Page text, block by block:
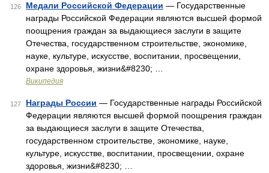
126 Медали Российской Федерации — Государственные
награды Российской Федерации являются высшей формой
поощрения граждан за выдающиеся заслуги в защите
Отечества, государственном строительстве, экономике,
науке, культуре, искусстве, воспитании, просвещении,
охране здоровья, жизни&#8230; …
Википедия
127 Награды России — Государственные награды Российской
Федерации являются высшей формой поощрения граждан
за выдающиеся заслуги в защите Отечества,
государственном строительстве, экономике, науке,
культуре, искусстве, воспитании, просвещении, охране
здоровья, жизни&#8230; …